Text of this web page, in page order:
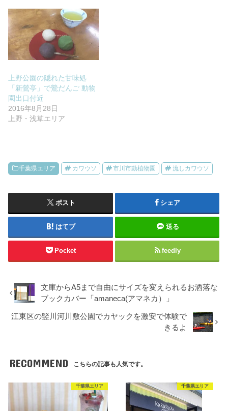
上野公園の隠れた甘味処
「新鶯亭」で鶯だんご 動物
園出口付近
2016年8月28日
上野・浅草エリア
千葉県エリア カワウソ 市川市動植物園 流しカワウソ
ポスト シェア
はてブ 送る
Pocket feedly
文庫からA5まで自由にサイズを変えられるお洒落な
ブックカバー「amaneca(アマネカ）」
江東区の竪川河川敷公園でカヤックを激安で体験で
きるよ
RECOMMEND こちらの記事も人気です。
千葉県エリア 千葉県エリア